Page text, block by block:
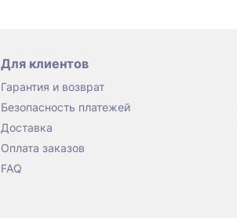
Для клиентов
Гарантия и возврат
Безопасность платежей
Доставка
Оплата заказов
FAQ